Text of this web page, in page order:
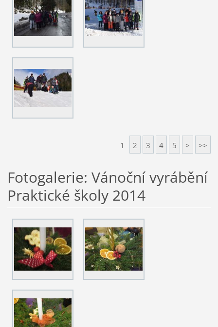
1 2 3 4 5 > >>
Fotogalerie: Vánoční vyrábění
Praktické školy 2014